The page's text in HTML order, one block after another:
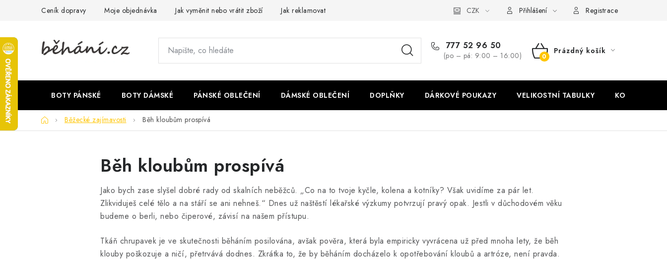
Ceník dopravy Moje objednávka Jak vyměnit nebo vrátit zboží Jak reklamovat Velikostní tabulky Ochrana osobních údajů Zásady používání
CZK Přihlášení Registrace
777 52 96 50
(po – pá: 9:00 – 16:00)
NÁKUPNÍ
Prázdný košík
BOTY PÁNSKÉ BOTY DÁMSKÉ PÁNSKÉ OBLEČENÍ DÁMSKÉ OBLEČENÍ DOPLŇKY DÁRKOVÉ POUKAZY VELIKOSTNÍ TABULKY KONTAKT
DomůBěžecké zajímavosti Běh kloubům prospívá
Běh kloubům prospívá
Jako bych zase slyšel dobré rady od skalních neběžců. „Co na to tvoje kyčle, kolena a kotníky? Však uvidíme za pár let.
Zlikviduješ celé tělo a na stáří se ani nehneš.“ Dnes už naštěstí lékařské výzkumy potvrzují pravý opak. Jestli v důchodovém věku
budeme o berli, nebo čiperové, závisí na našem přístupu.
Tkáň chrupavek je ve skutečnosti běháním posilována, avšak pověra, která byla empiricky vyvrácena už před mnoha lety, že běh
klouby poškozuje a ničí, přetrvává dodnes. Zkrátka to, že by běháním docházelo k opotřebování kloubů a artróze, není pravda.